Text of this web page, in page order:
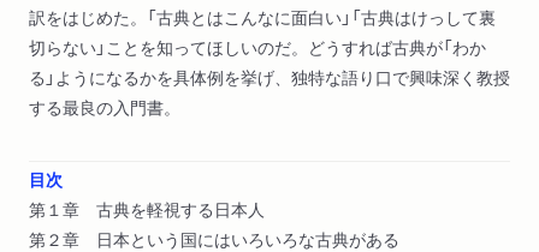
訳をはじめた。「古典とはこんなに面白い」「古典はけっして裏
切らない」ことを知ってほしいのだ。どうすれば古典が「わか
る」ようになるかを具体例を挙げ、独特な語り口で興味深く教授
する最良の入門書。
目次
第１章 古典を軽視する日本人
第２章 日本という国にはいろいろな古典がある